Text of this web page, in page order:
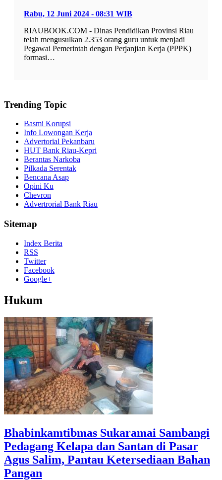
Rabu, 12 Juni 2024 - 08:31 WIB
RIAUBOOK.COM - Dinas Pendidikan Provinsi Riau
telah mengusulkan 2.353 orang guru untuk menjadi
Pegawai Pemerintah dengan Perjanjian Kerja (PPPK)
formasi…
Trending Topic
Basmi Korupsi
Info Lowongan Kerja
Advertorial Pekanbaru
HUT Bank Riau-Kepri
Berantas Narkoba
Pilkada Serentak
Bencana Asap
Opini Ku
Chevron
Advertrorial Bank Riau
Sitemap
Index Berita
RSS
Twitter
Facebook
Google+
Hukum
Bhabinkamtibmas Sukaramai Sambangi
Pedagang Kelapa dan Santan di Pasar
Agus Salim, Pantau Ketersediaan Bahan
Pangan